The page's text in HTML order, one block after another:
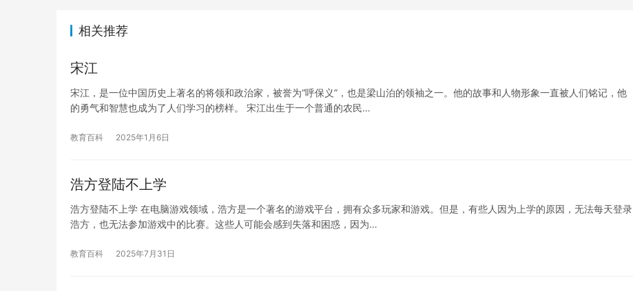
相关推荐
宋江
宋江，是一位中国历史上著名的将领和政治家，被誉为“呼保义”，也是梁山泊的领袖之一。他的故事和人物形象一直被人们铭记，他
的勇气和智慧也成为了人们学习的榜样。 宋江出生于一个普通的农民…
教育百科 2025年1月6日
浩方登陆不上学
浩方登陆不上学 在电脑游戏领域，浩方是一个著名的游戏平台，拥有众多玩家和游戏。但是，有些人因为上学的原因，无法每天登录
浩方，也无法参加游戏中的比赛。这些人可能会感到失落和困惑，因为…
教育百科 2025年7月31日